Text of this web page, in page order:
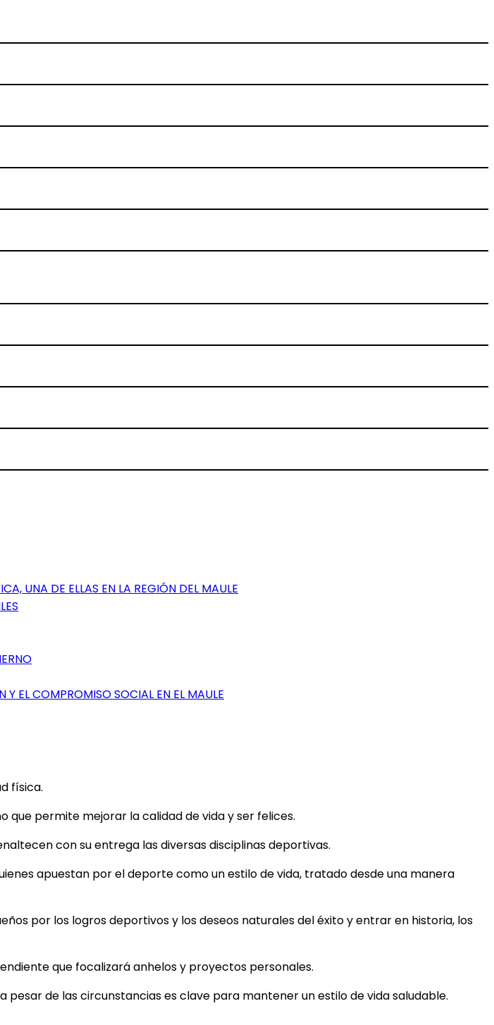
UNA DE ELLAS EN LA REGIÓN DEL MAULE
EL COMPROMISO SOCIAL EN EL MAULE
física.
que permite mejorar la calidad de vida y ser felices.
con su entrega las diversas disciplinas deportivas.
apuestan por el deporte como un estilo de vida, tratado desde una manera
por los logros deportivos y los deseos naturales del éxito y entrar en historia, los
que focalizará anhelos y proyectos personales.
de las circunstancias es clave para mantener un estilo de vida saludable.